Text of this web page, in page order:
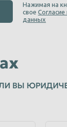
Нажимая на
свое
данных
ВЫ